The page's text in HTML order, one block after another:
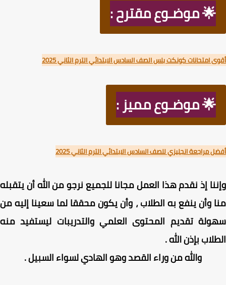
🌟 موضـوع مقترح :
امتحانات كونكت بلس الصف السادس الابتدائي الترم الثاني 2025
🌟 موضـوع مميز :
مراجعة انجليزي للصف السادس الابتدائي الترم الثاني 2025
إذ نقدم هذا العمل مجانا للجميع نرجو من الله أن يتقبله
وأن ينفع به الطلاب ، وأن يكون محققا لما سعينا إليه من
تقديم المحتوى العلمي والتدريبات ليستفيد منه
بإذن الله .
والله من وراء القصد وهو الهادي لسواء السبيل .